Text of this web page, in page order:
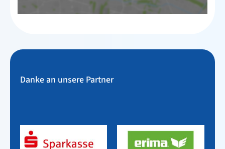
Danke an unsere Partner